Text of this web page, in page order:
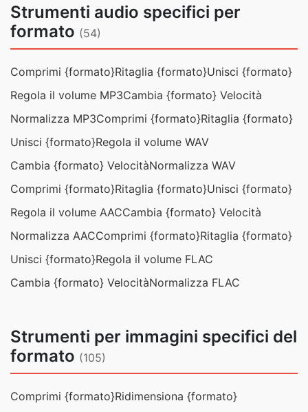
Strumenti audio specifici per
formato (54)
Comprimi {formato}Ritaglia {formato}Unisci {formato}
Regola il volume MP3Cambia {formato} Velocità
Normalizza MP3Comprimi {formato}Ritaglia {formato}
Unisci {formato}Regola il volume WAV
Cambia {formato} VelocitàNormalizza WAV
Comprimi {formato}Ritaglia {formato}Unisci {formato}
Regola il volume AACCambia {formato} Velocità
Normalizza AACComprimi {formato}Ritaglia {formato}
Unisci {formato}Regola il volume FLAC
Cambia {formato} VelocitàNormalizza FLAC
Strumenti per immagini specifici del
formato (105)
Comprimi {formato}Ridimensiona {formato}